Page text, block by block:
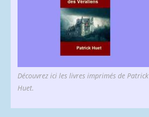
Découvrez ici les livres imprimés de Patrick
Huet.